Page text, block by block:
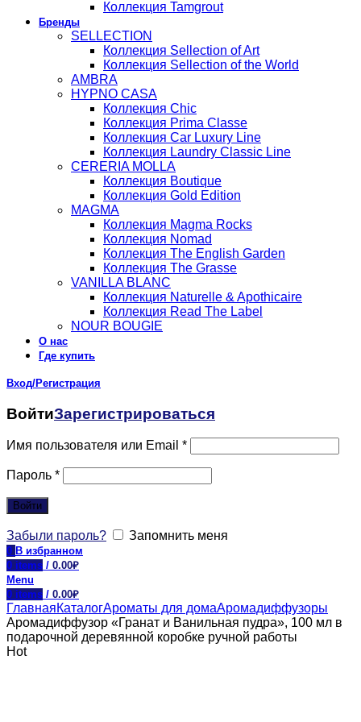
Коллекция Tamgrout
Бренды
SELLECTION
Коллекция Sellection of Art
Коллекция Sellection of the World
AMBRA
HYPNO CASA
Коллекция Chic
Коллекция Prima Classe
Коллекция Car Luxury Line
Коллекция Laundry Classic Line
CERERIA MOLLA
Коллекция Boutique
Коллекция Gold Edition
MAGMA
Коллекция Magma Rocks
Коллекция Nomad
Коллекция The English Garden
Коллекция The Grasse
VANILLA BLANC
Коллекция Naturelle & Apothicaire
Коллекция Read The Label
NOUR BOUGIE
О нас
Где купить
Вход/Регистрация
ВойтиЗарегистрироваться
Имя пользователя или Email *
Пароль *
Войти
Забыли пароль? Запомнить меня
0 В избранном
0 items / 0.00₽
Menu
0 items / 0.00₽
ГлавнаяКаталогАроматы для домаАромадиффузоры
Аромадиффузор «Гранат и Ванильная пудра», 100 мл в
подарочной деревянной коробке ручной работы
Hot